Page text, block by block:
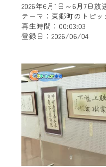
2026年6月1日～6月7日放
テーマ：東郷町のトピッ
再生時間：00:03:03
登録日：2026/06/04